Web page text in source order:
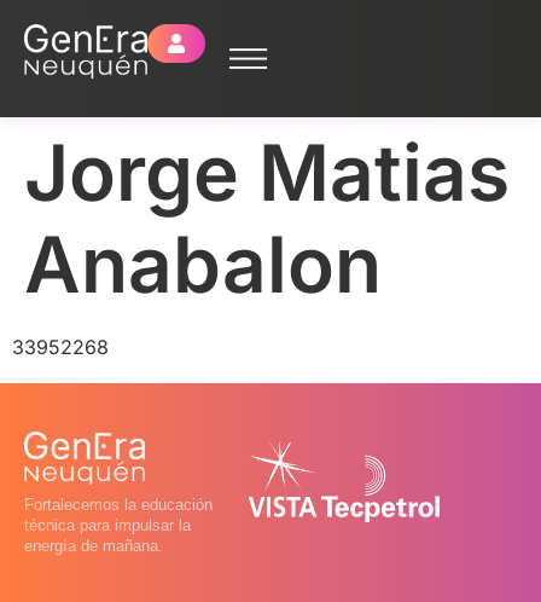
Jorge Matias
Anabalon
33952268
Fortalecemos la educación
técnica para impulsar la
energía de mañana.